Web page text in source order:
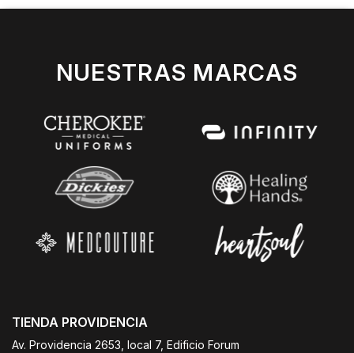
NUESTRAS MARCAS
TIENDA PROVIDENCIA
Av. Providencia 2653, local 7, Edificio Forum